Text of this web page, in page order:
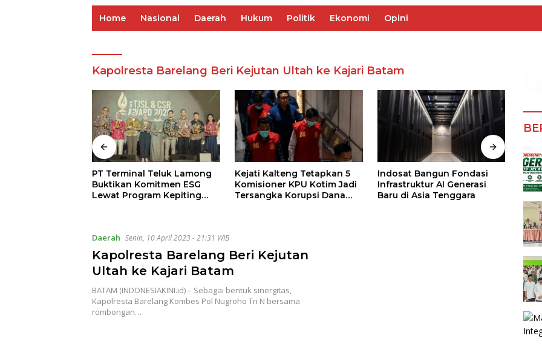
Home Nasional Daerah Hukum Politik Ekonomi Opini
Kapolresta Barelang Beri Kejutan Ultah ke Kajari Batam
PT Terminal Teluk Lamong
Buktikan Komitmen ESG
Lewat Program Kepiting
Kejati Kalteng Tetapkan 5
Komisioner KPU Kotim Jadi
Tersangka Korupsi Dana
Indosat Bangun Fondasi
Infrastruktur AI Generasi
Baru di Asia Tenggara
Daerah Senin, 10 April 2023 - 21:31 WIB
Kapolresta Barelang Beri Kejutan
Ultah ke Kajari Batam
BATAM (INDONESIAKINI.id) – Sebagai bentuk sinergitas,
Kapolresta Barelang Kombes Pol Nugroho Tri N bersama
rombongan…